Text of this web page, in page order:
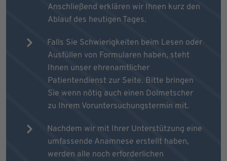
Anschließend erklären wir Ihnen kurz den
Ablauf des heutigen Tages.
Falls Sie Schwierigkeiten beim Lesen oder
Ausfüllen von Formularen haben, steht
Ihnen unser ehrenamtlicher
Patientendienst zur Seite. Bitte bringen
Sie wenn nötig auch einen Dolmetscher
zu Ihrem Voruntersuchungstermin mit.
Nachdem wir mit Ihrer Unterstützung eine
umfassende Anamnese erstellt haben,
werden alle noch erforderlichen